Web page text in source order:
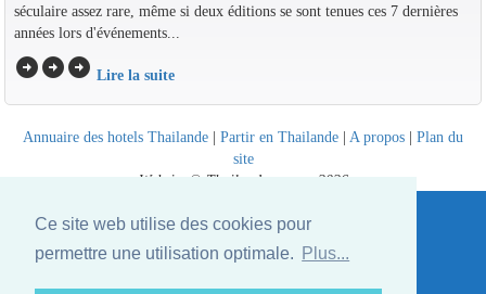
Ce site web utilise des cookies pour
permettre une utilisation optimale.
Plus...
séculaire assez rare, même si deux éditions se sont tenues ces 7 dernières
années lors d'événements...
arrow_circle_rightarrow_circle_rightarrow_circle_right Lire la suite
Annuaire des hotels Thailande | Partir en Thailande | A propos | Plan du
site
Website © Thailandee.com - 2026